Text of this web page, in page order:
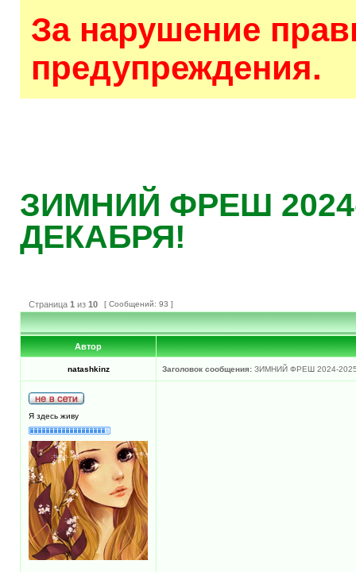
За нарушение
предупреждения.
ЗИМНИЙ ФРЕШ
ДЕКАБРЯ!
Страница 1 из 10 [ Сообщений: 93 ]
Автор
natashkinz Заголовок сообщения: ЗИМНИЙ ФРЕШ 2024-
Я здесь живу